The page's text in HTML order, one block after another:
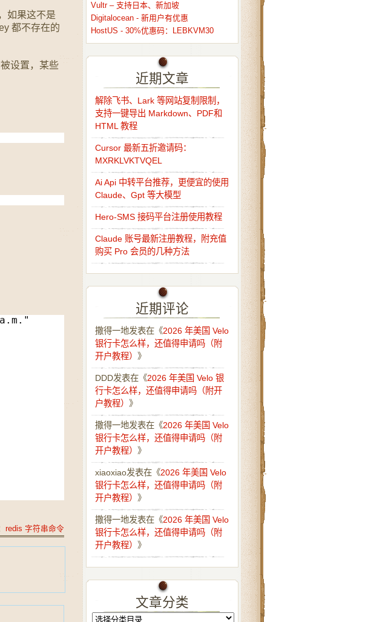
如果这不是
都不存在的
设置，某些
redis 字符串命令
Vultr – 支持日本、新加坡
Digitalocean - 新用户有优惠
HostUS - 30%优惠码：LEBKVM30
近期文章
解除飞书、Lark 等网站复制限制，
支持一键导出 Markdown、PDF和
HTML 教程
Cursor 最新五折邀请码：
MXRKLVKTVQEL
Ai Api 中转平台推荐，更便宜的使用
Claude、Gpt 等大模型
Hero-SMS 接码平台注册使用教程
Claude 账号最新注册教程，附充值
购买 Pro 会员的几种方法
近期评论
撒得一地发表在《2026 年美国 Velo
银行卡怎么样，还值得申请吗（附
开户教程） 》
DDD发表在《2026 年美国 Velo 银
行卡怎么样，还值得申请吗（附开
户教程） 》
撒得一地发表在《2026 年美国 Velo
银行卡怎么样，还值得申请吗（附
开户教程） 》
xiaoxiao发表在《2026 年美国 Velo
银行卡怎么样，还值得申请吗（附
开户教程） 》
撒得一地发表在《2026 年美国 Velo
银行卡怎么样，还值得申请吗（附
开户教程） 》
文章分类